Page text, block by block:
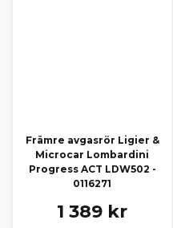
Främre avgasrör Ligier &
Microcar Lombardini
Progress ACT LDW502 -
0116271
1 389 kr